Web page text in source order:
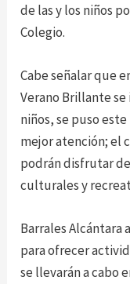
de las y los niños
Colegio.
Cabe señalar que
Verano Brillante se
niños, se puso
mejor atención; el
podrán disfrutar
culturales y
Barrales Alcántara
para ofrecer
se llevarán a cabo